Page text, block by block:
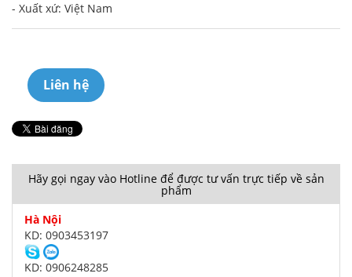
- Xuất xứ: Việt Nam
Liên hệ
Hãy gọi ngay vào Hotline để được tư vấn trực tiếp về sản
phẩm
Hà Nội
KD: 0903453197
KD: 0906248285